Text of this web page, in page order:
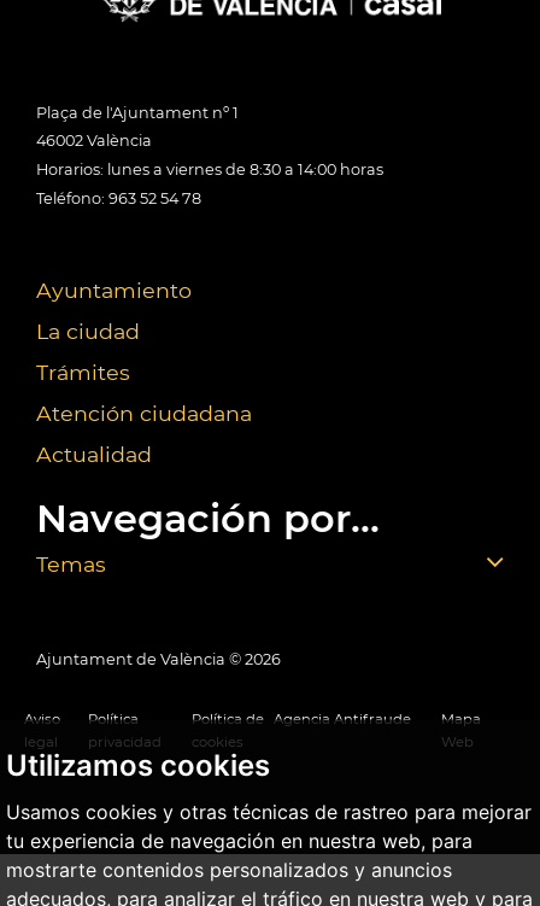
Utilizamos cookies
Usamos cookies y otras técnicas de rastreo para mejorar
tu experiencia de navegación en nuestra web, para
mostrarte contenidos personalizados y anuncios
adecuados, para analizar el tráfico en nuestra web y para
Plaça de l'Ajuntament nº 1
46002 València
Horarios: lunes a viernes de 8:30 a 14:00 horas
Teléfono: 963 52 54 78
Ayuntamiento
La ciudad
Trámites
Atención ciudadana
Actualidad
Navegación por...
Temas
Ajuntament de València © 2026
Aviso
legal
Política
privacidad
Política de
cookies
Agencia Antifraude
Mapa
Web